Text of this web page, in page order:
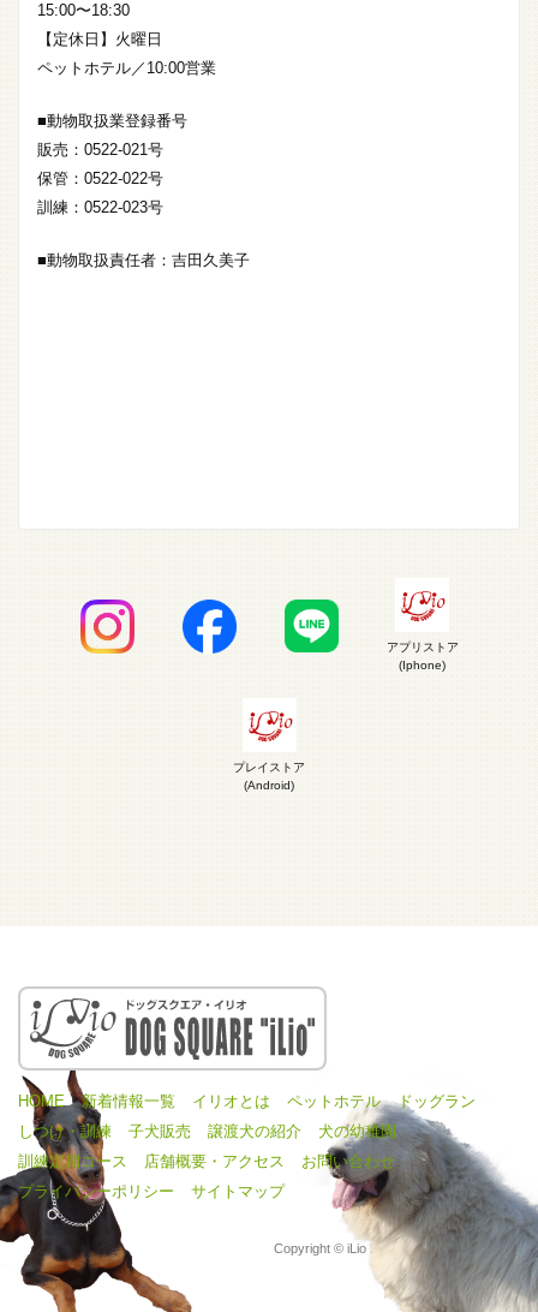
15:00〜18:30
【定休日】火曜日
ペットホテル／10:00営業
■動物取扱業登録番号
販売：0522-021号
保管：0522-022号
訓練：0522-023号
■動物取扱責任者：吉田久美子
アプリストア
(Iphone)
プレイストア
(Android)
HOME 新着情報一覧 イリオとは ペットホテル
ドッグラン
しつけ・訓練
子犬販売 譲渡犬の紹介
犬の幼稚園
訓練定期コース
店舗概要・アクセス
お問い合わせ
プライバシーポリシー
サイトマップ
Copyright © iLio 2016 All Rights Reserved.